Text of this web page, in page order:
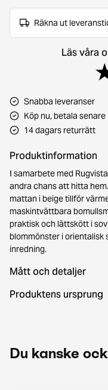
Räkna ut
Läs våra
Snabba leveranser
Köp nu, betala senare
14 dagars returrätt
Produktinformation
I samarbete med
andra chans att hitta
mattan i beige tillför
maskintvättbara
praktisk och lättskött i
blommönster i orientalisk
inredning.
Mått och detaljer
Produktens ursprung
Du kanske